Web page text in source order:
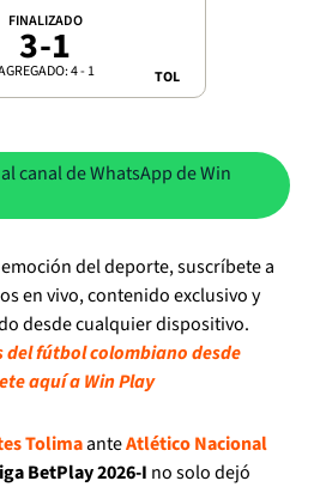
FINALIZADO
3-14 - 1 TOL
canal de WhatsApp de Win
del deporte, suscríbete a
en vivo, contenido exclusivo y
desde cualquier dispositivo.
del fútbol colombiano desde
aquí a Win Play
TolimaanteAtlético Nacional
BetPlay 2026-I no solo dejó